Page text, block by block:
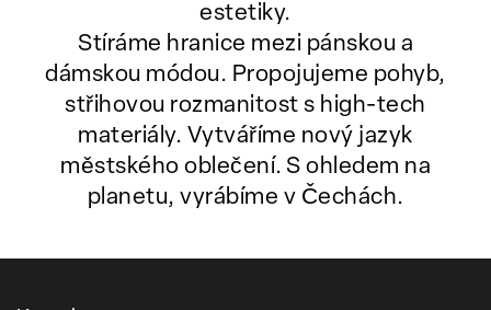
estetiky.
Stíráme hranice mezi pánskou a
dámskou módou. Propojujeme pohyb,
střihovou rozmanitost s high-tech
materiály. Vytváříme nový jazyk
městského oblečení. S ohledem na
planetu, vyrábíme v Čechách.